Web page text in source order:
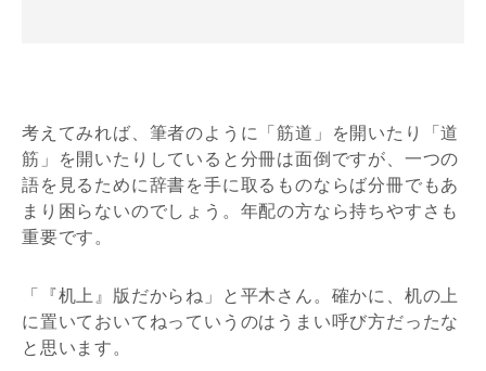
考えてみれば、筆者のように「筋道」を開いたり「道
筋」を開いたりしていると分冊は面倒ですが、一つの
語を見るために辞書を手に取るものならば分冊でもあ
まり困らないのでしょう。年配の方なら持ちやすさも
重要です。
「『机上』版だからね」と平木さん。確かに、机の上
に置いておいてねっていうのはうまい呼び方だったな
と思います。